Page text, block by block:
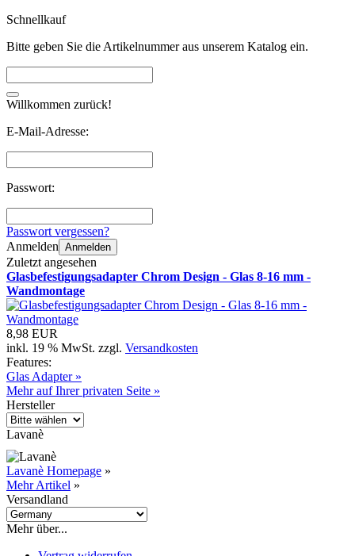
Schnellkauf
Bitte geben Sie die Artikelnummer aus unserem Katalog ein.
Willkommen zurück!
E-Mail-Adresse:
Passwort:
Passwort vergessen?
Anmelden Anmelden
Zuletzt angesehen
Glasbefestigungsadapter Chrom Design - Glas 8-16 mm -
Wandmontage
8,98 EUR
inkl. 19 % MwSt. zzgl. Versandkosten
Features:
Glas Adapter »
Mehr auf Ihrer privaten Seite »
Hersteller
Lavanè
Lavanè Homepage »
Mehr Artikel »
Versandland
Mehr über...